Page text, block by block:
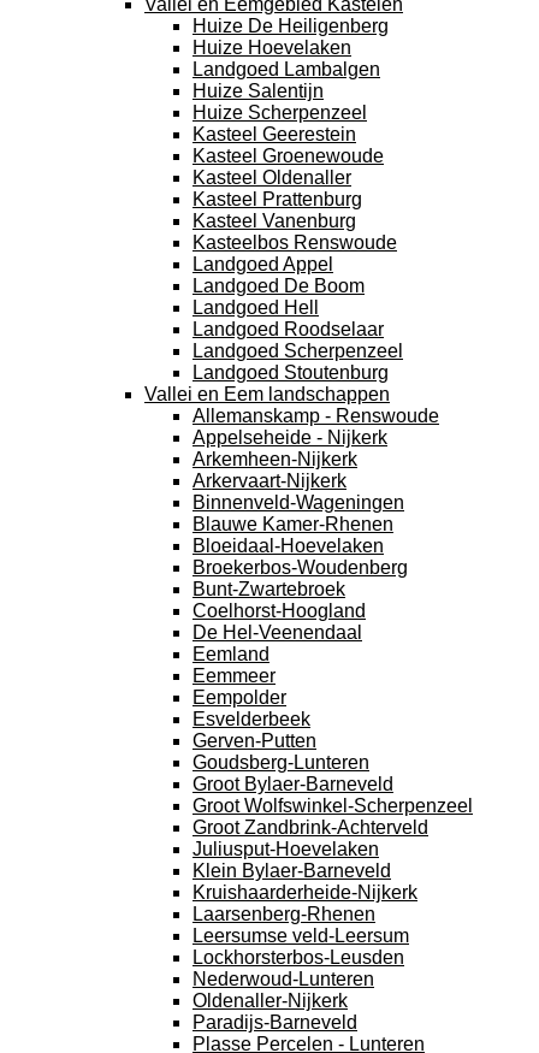
Vallei en Eemgebied Kastelen
Huize De Heiligenberg
Huize Hoevelaken
Landgoed Lambalgen
Huize Salentijn
Huize Scherpenzeel
Kasteel Geerestein
Kasteel Groenewoude
Kasteel Oldenaller
Kasteel Prattenburg
Kasteel Vanenburg
Kasteelbos Renswoude
Landgoed Appel
Landgoed De Boom
Landgoed Hell
Landgoed Roodselaar
Landgoed Scherpenzeel
Landgoed Stoutenburg
Vallei en Eem landschappen
Allemanskamp - Renswoude
Appelseheide - Nijkerk
Arkemheen-Nijkerk
Arkervaart-Nijkerk
Binnenveld-Wageningen
Blauwe Kamer-Rhenen
Bloeidaal-Hoevelaken
Broekerbos-Woudenberg
Bunt-Zwartebroek
Coelhorst-Hoogland
De Hel-Veenendaal
Eemland
Eemmeer
Eempolder
Esvelderbeek
Gerven-Putten
Goudsberg-Lunteren
Groot Bylaer-Barneveld
Groot Wolfswinkel-Scherpenzeel
Groot Zandbrink-Achterveld
Juliusput-Hoevelaken
Klein Bylaer-Barneveld
Kruishaarderheide-Nijkerk
Laarsenberg-Rhenen
Leersumse veld-Leersum
Lockhorsterbos-Leusden
Nederwoud-Lunteren
Oldenaller-Nijkerk
Paradijs-Barneveld
Plasse Percelen - Lunteren